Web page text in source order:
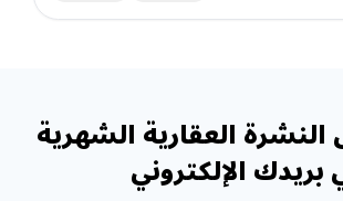
العقارية الشهرية
الإلكتروني